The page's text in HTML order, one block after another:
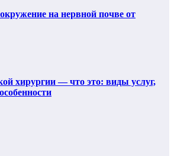
на нервной почве от
хирургии — что это: виды услуг,